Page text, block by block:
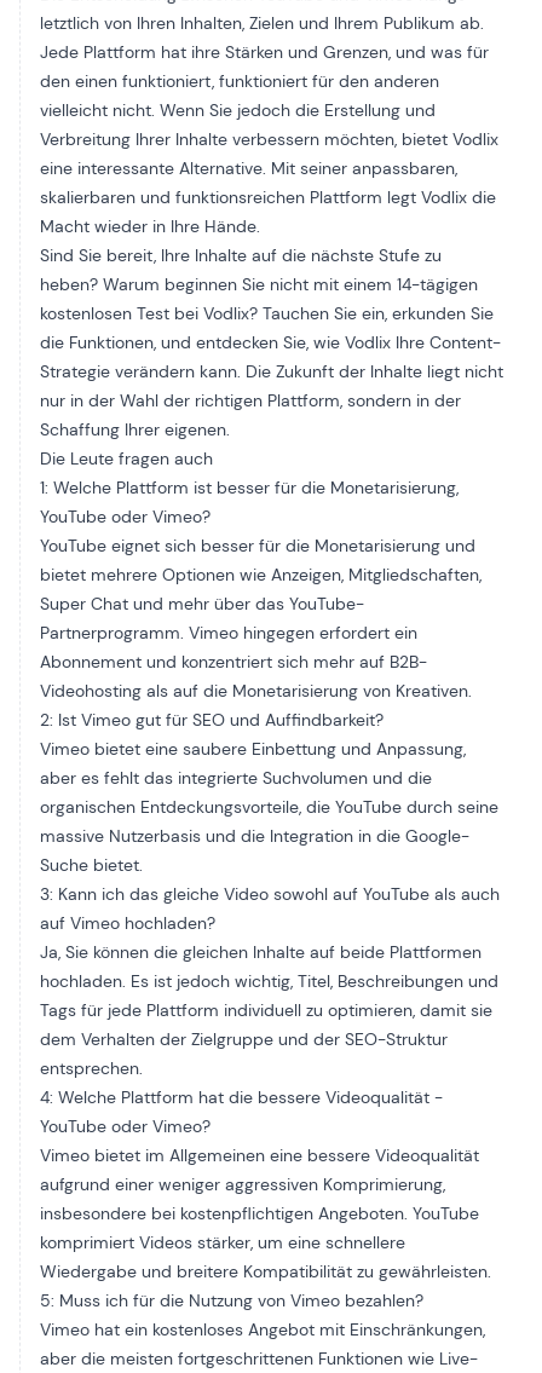
letztlich von Ihren Inhalten, Zielen und Ihrem Publikum ab.
Jede Plattform hat ihre Stärken und Grenzen, und was für
den einen funktioniert, funktioniert für den anderen
vielleicht nicht. Wenn Sie jedoch die Erstellung und
Verbreitung Ihrer Inhalte verbessern möchten, bietet Vodlix
eine interessante Alternative. Mit seiner anpassbaren,
skalierbaren und funktionsreichen Plattform legt Vodlix die
Macht wieder in Ihre Hände.
Sind Sie bereit, Ihre Inhalte auf die nächste Stufe zu
heben? Warum beginnen Sie nicht mit einem 14-tägigen
kostenlosen Test bei Vodlix? Tauchen Sie ein, erkunden Sie
die Funktionen, und entdecken Sie, wie Vodlix Ihre Content-
Strategie verändern kann. Die Zukunft der Inhalte liegt nicht
nur in der Wahl der richtigen Plattform, sondern in der
Schaffung Ihrer eigenen.
Die Leute fragen auch
1: Welche Plattform ist besser für die Monetarisierung,
YouTube oder Vimeo?
YouTube eignet sich besser für die Monetarisierung und
bietet mehrere Optionen wie Anzeigen, Mitgliedschaften,
Super Chat und mehr über das YouTube-
Partnerprogramm. Vimeo hingegen erfordert ein
Abonnement und konzentriert sich mehr auf B2B-
Videohosting als auf die Monetarisierung von Kreativen.
2: Ist Vimeo gut für SEO und Auffindbarkeit?
Vimeo bietet eine saubere Einbettung und Anpassung,
aber es fehlt das integrierte Suchvolumen und die
organischen Entdeckungsvorteile, die YouTube durch seine
massive Nutzerbasis und die Integration in die Google-
Suche bietet.
3: Kann ich das gleiche Video sowohl auf YouTube als auch
auf Vimeo hochladen?
Ja, Sie können die gleichen Inhalte auf beide Plattformen
hochladen. Es ist jedoch wichtig, Titel, Beschreibungen und
Tags für jede Plattform individuell zu optimieren, damit sie
dem Verhalten der Zielgruppe und der SEO-Struktur
entsprechen.
4: Welche Plattform hat die bessere Videoqualität -
YouTube oder Vimeo?
Vimeo bietet im Allgemeinen eine bessere Videoqualität
aufgrund einer weniger aggressiven Komprimierung,
insbesondere bei kostenpflichtigen Angeboten. YouTube
komprimiert Videos stärker, um eine schnellere
Wiedergabe und breitere Kompatibilität zu gewährleisten.
5: Muss ich für die Nutzung von Vimeo bezahlen?
Vimeo hat ein kostenloses Angebot mit Einschränkungen,
aber die meisten fortgeschrittenen Funktionen wie Live-